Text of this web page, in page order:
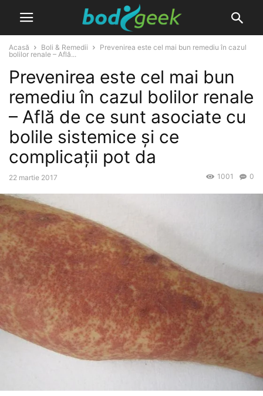
Acasă Boli & Remedii
Prevenirea este cel mai bun remediu în cazul
bolilor renale – Află...
Prevenirea este cel mai bun
remediu în cazul bolilor renale
– Află de ce sunt asociate cu
bolile sistemice și ce
complicații pot da
22 martie 2017 0
1001